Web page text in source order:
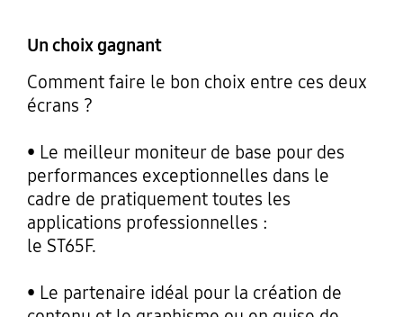
Un choix gagnant
Comment faire le bon choix entre ces deux
écrans ?
• Le meilleur moniteur de base pour des
performances exceptionnelles dans le
cadre de pratiquement toutes les
applications professionnelles :
le ST65F.
• Le partenaire idéal pour la création de